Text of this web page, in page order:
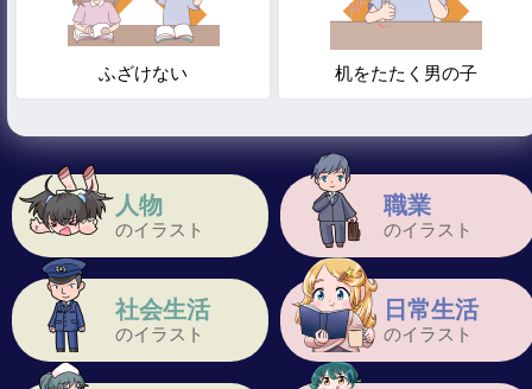
人物
のイラスト
職業
のイラスト
社会生活
のイラスト
日常生活
のイラスト
ふざけない 机をたたく男の子